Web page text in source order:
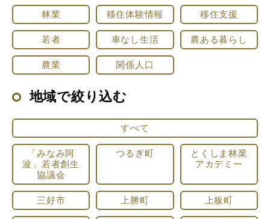
林業 移住体験情報 移住支援
若者 車なし生活 農ある暮らし
農業 関係人口
地域で絞り込む
すべて
「みなみ阿
波」若者創生
協議会
つるぎ町
とくしま林業
アカデミー
三好市 上勝町 上板町